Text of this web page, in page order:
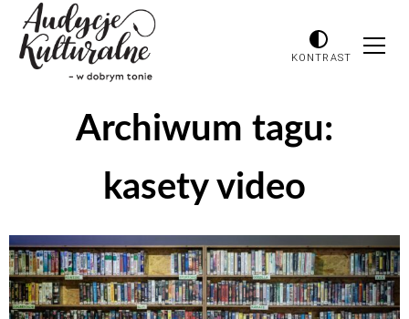
KONTRAST
Archiwum tagu:
kasety video
Odtwarzacz
plików
dźwiękowych